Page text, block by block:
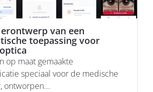
van een
toepassing voor
op maat gemaakte
speciaal voor de medische
ontworpen...